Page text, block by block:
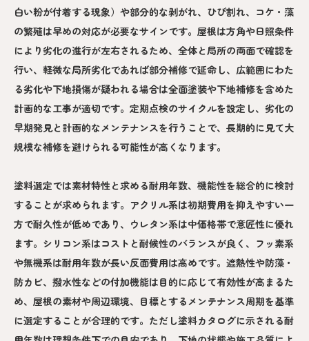
白い粉が付着する現象）や部分的な剥がれ、ひび割れ、コケ・藻
の繁殖は早めの対応が必要なサインです。屋根は方角や日照条件
により劣化の進行が左右されるため、全体と局所の両面で確認を
行い、軽微な局所劣化であれば部分補修で延命し、広範囲にわた
る劣化や下地損傷が疑われる場合は全面塗装や下地補修を含めた
計画的な工事が適切です。定期点検のサイクルを設定し、劣化の
早期発見と計画的なメンテナンスを行うことで、長期的に見て大
規模な補修を避けられる可能性が高くなります。
塗料選定では素材特性と求める耐用年数、機能性を総合的に検討
することが求められます。アクリル系は初期費用を抑えやすい一
方で耐久性が低めであり、ウレタン系は中価格帯で意匠性に優れ
ます。シリコン系はコストと耐候性のバランスが良く、フッ素系
や無機系は耐用年数が長い反面費用は高めです。遮熱性や防藻・
防カビ、撥水性などの付加機能は目的に応じて有効性が高まるた
め、屋根の素材や周辺環境、目標とするメンテナンス周期を基準
に選定することが合理的です。ただし塗料カタログに示される耐